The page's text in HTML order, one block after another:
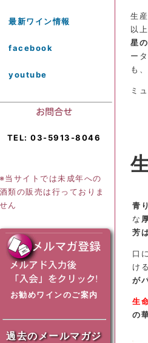
最新ワイン情報
facebook
youtube
TEL: 03-5913-8046
※当サイトでは未成年への
酒類の販売は行っておりま
せん
お勧めワインのご案内
過去のメールマガジ
生
以
星
ー
も
ミ
青
な
芳
口
け
が
生
の